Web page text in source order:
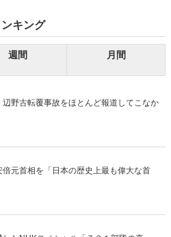
ンキング
週間 月間
辺野古転覆事故をほとんど報道してこなか
元首相を「日本の歴史上最も偉大な首